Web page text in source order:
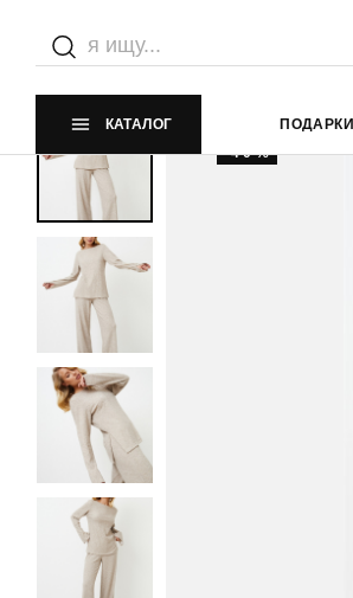
КАТАЛОГ ПОДАРКИ
Главная страница
-40%